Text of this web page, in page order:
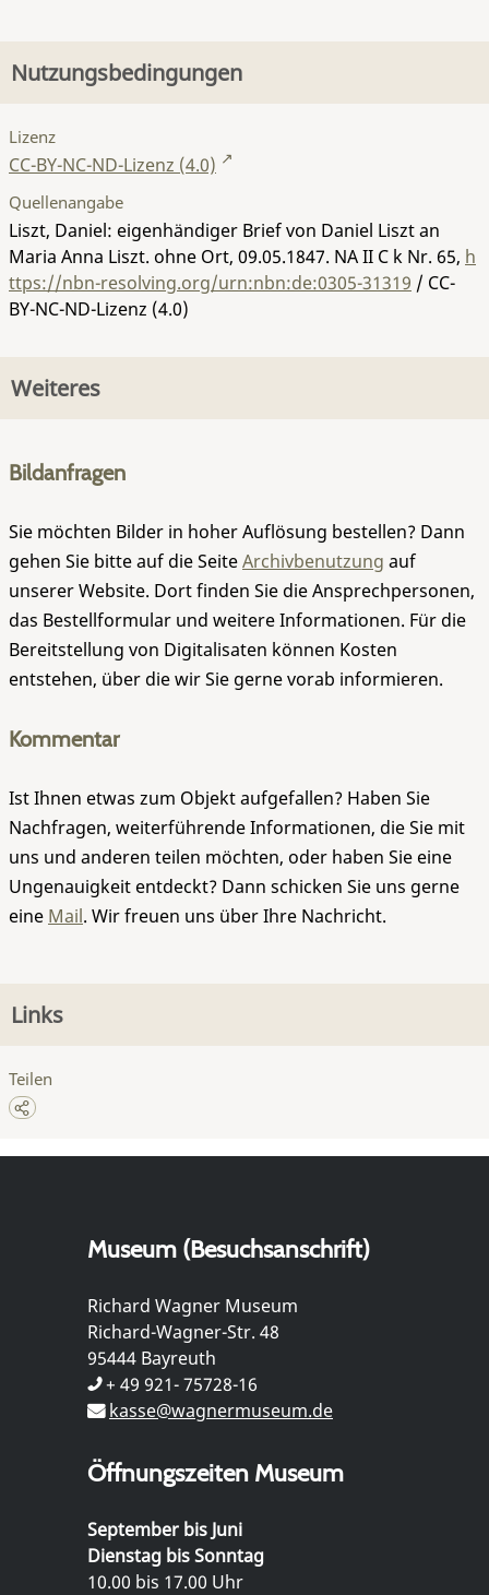
Nutzungsbedingungen
Lizenz
CC-BY-NC-ND-Lizenz (4.0)
Quellenangabe
Liszt, Daniel: eigenhändiger Brief von Daniel Liszt an
Maria Anna Liszt. ohne Ort, 09.05.1847. NA II C k Nr. 65, h
ttps://nbn-resolving.org/urn:nbn:de:0305-31319 / CC-
BY-NC-ND-Lizenz (4.0)
Weiteres
Bildanfragen
Sie möchten Bilder in hoher Auflösung bestellen? Dann
gehen Sie bitte auf die SeiteArchivbenutzung auf
unserer Website. Dort finden Sie die Ansprechpersonen,
das Bestellformular und weitere Informationen. Für die
Bereitstellung von Digitalisaten können Kosten
entstehen, über die wir Sie gerne vorab informieren.
Kommentar
Ist Ihnen etwas zum Objekt aufgefallen? Haben Sie
Nachfragen, weiterführende Informationen, die Sie mit
uns und anderen teilen möchten, oder haben Sie eine
Ungenauigkeit entdeckt? Dann schicken Sie uns gerne
eine Mail. Wir freuen uns über Ihre Nachricht.
Links
Teilen
Museum (Besuchsanschrift)
Richard Wagner Museum
Richard-Wagner-Str. 48
95444 Bayreuth
+ 49 921- 75728-16
kasse@wagnermuseum.de
Öffnungszeiten Museum
September bis Juni
Dienstag bis Sonntag
10.00 bis 17.00 Uhr